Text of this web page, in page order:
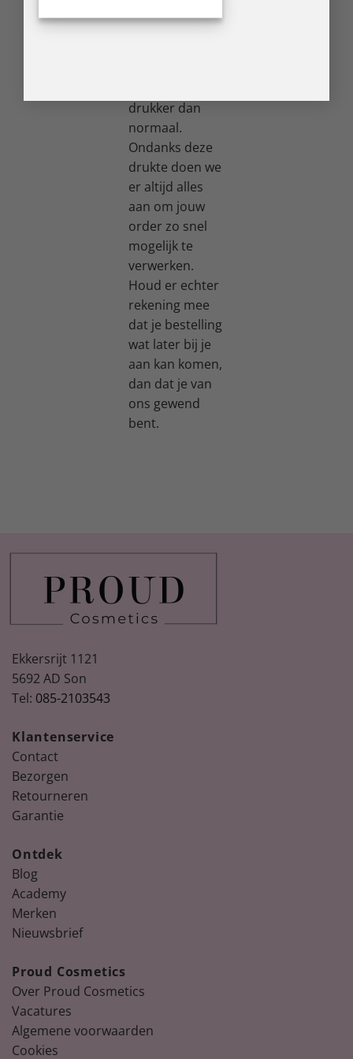
Tijdens
drukker dan
normaal.
Ondanks deze
drukte doen we
er altijd alles
aan om jouw
order zo snel
mogelijk te
verwerken.
Houd er echter
rekening mee
dat je bestelling
wat later bij je
aan kan komen,
dan dat je van
ons gewend
bent.
Ekkersrijt 1121
5692 AD Son
Tel: 085-2103543
Klantenservice
Contact
Bezorgen
Retourneren
Garantie
Ontdek
Blog
Academy
Merken
Nieuwsbrief
Proud Cosmetics
Over Proud Cosmetics
Vacatures
Algemene voorwaarden
Cookies